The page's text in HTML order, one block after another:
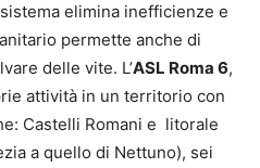
elimina inefficienze e
permette anche di
delle vite. L’ASL Roma 6,
attività in un territorio con
Castelli Romani e litorale
a quello di Nettuno), sei